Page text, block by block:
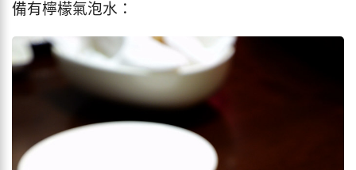
備有檸檬氣泡水：